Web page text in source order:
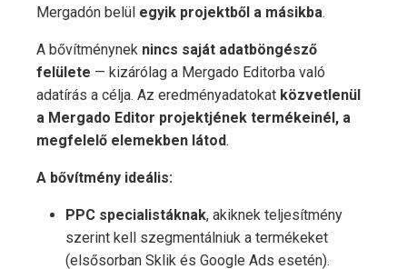
Mergadón belül egyik projektből a másikba.
A bővítménynek nincs saját adatböngésző
felülete — kizárólag a Mergado Editorba való
adatírás a célja. Az eredményadatokat közvetlenül
a Mergado Editor projektjének termékeinél, a
megfelelő elemekben látod.
A bővítmény ideális:
PPC specialistáknak, akiknek teljesítmény
szerint kell szegmentálniuk a termékeket
(elsősorban Sklik és Google Ads esetén).